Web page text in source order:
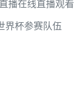
播在线直播观看
界杯参赛队伍